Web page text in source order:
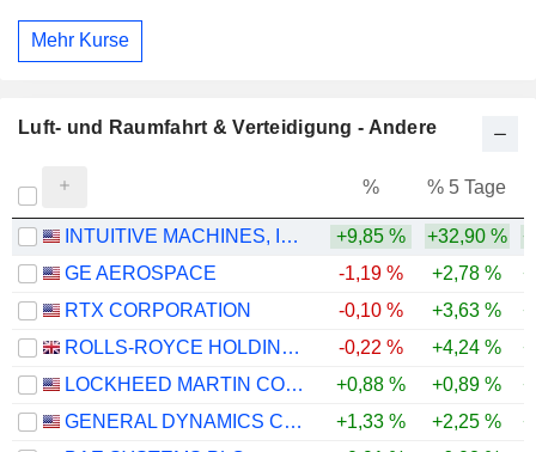
Mehr Kurse
Luft- und Raumfahrt & Verteidigung - Andere
% % 5 Tage
INTUITIVE MACHINES, INC. +9,85 % +32,90 %
GE AEROSPACE
-1,19 % +2,78 %
RTX CORPORATION
-0,10 % +3,63 %
ROLLS-ROYCE HOLDINGS PLC
-0,22 % +4,24 %
LOCKHEED MARTIN CORPORATION
+0,88 % +0,89 %
GENERAL DYNAMICS CORPORATION
+1,33 % +2,25 %